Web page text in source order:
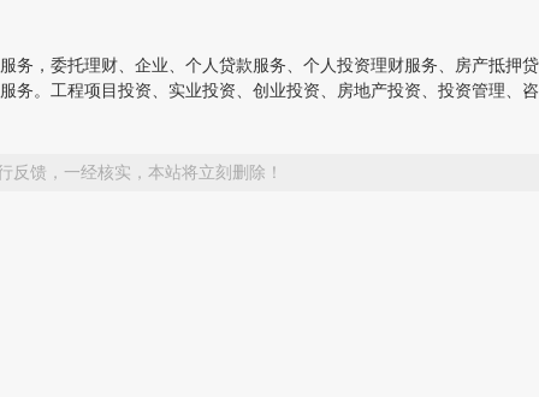
，委托理财、企业、个人贷款服务、个人投资理财服务、房产抵押贷
务。工程项目投资、实业投资、创业投资、房地产投资、投资管理、咨
反馈，一经核实，本站将立刻删除！